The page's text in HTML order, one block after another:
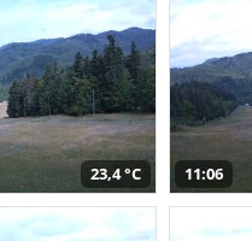
23,4 °C 11:06